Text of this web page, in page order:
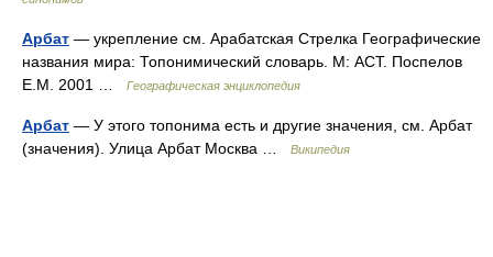
Арбат — укрепление см. Арабатская Стрелка Географические
названия мира: Топонимический словарь. М: АСТ. Поспелов
Е.М. 2001 …
Географическая энциклопедия
Арбат — У этого топонима есть и другие значения, см. Арбат
(значения). Улица Арбат Москва …
Википедия